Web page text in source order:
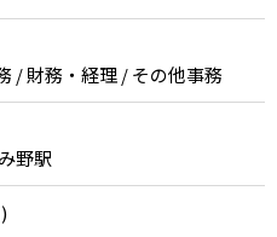
/ 財務・経理 / その他事務
さがみ野駅